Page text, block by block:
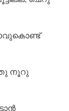
നൂറു